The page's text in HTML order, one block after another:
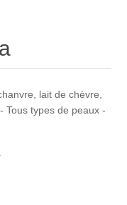
lait de chèvre,
Tous types de peaux -